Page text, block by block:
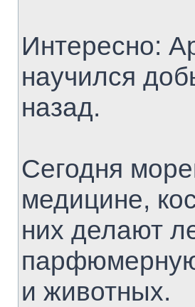
Интересно:
научился
назад.
Сегодня
медицине,
них делают
и животных.